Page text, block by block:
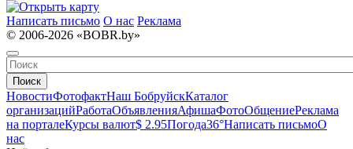
Написать письмо О нас Реклама
© 2006-2026 «BOBR.by»
Поиск
НовостиФотофактНаш БобруйскКаталог
организацийРаботаОбъявленияАфишаФотоОбщениеРеклама
на порталеКурсы валют$ 2.95Погода36°Написать письмоО
нас